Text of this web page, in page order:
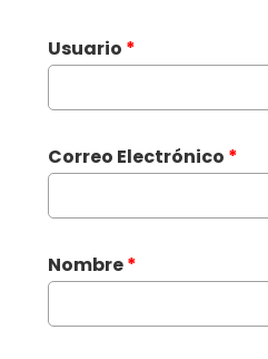
Usuario *
Correo Electrónico *
Nombre*